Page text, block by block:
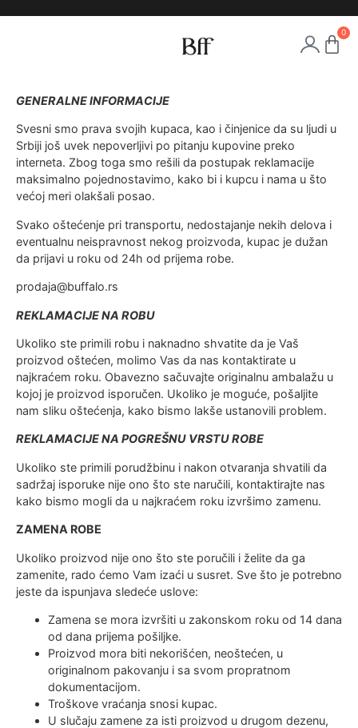
0
GENERALNE INFORMACIJE
Svesni smo prava svojih kupaca, kao i činjenice da su ljudi u
Srbiji još uvek nepoverljivi po pitanju kupovine preko
interneta. Zbog toga smo rešili da postupak reklamacije
maksimalno pojednostavimo, kako bi i kupcu i nama u što
većoj meri olakšali posao.
Svako oštećenje pri transportu, nedostajanje nekih delova i
eventualnu neispravnost nekog proizvoda, kupac je dužan
da prijavi u roku od 24h od prijema robe.
prodaja@buffalo.rs
REKLAMACIJE NA ROBU
Ukoliko ste primili robu i naknadno shvatite da je Vaš
proizvod oštećen, molimo Vas da nas kontaktirate u
najkraćem roku. Obavezno sačuvajte originalnu ambalažu u
kojoj je proizvod isporučen. Ukoliko je moguće, pošaljite
nam sliku oštećenja, kako bismo lakše ustanovili problem.
REKLAMACIJE NA POGREŠNU VRSTU ROBE
Ukoliko ste primili porudžbinu i nakon otvaranja shvatili da
sadržaj isporuke nije ono što ste naručili, kontaktirajte nas
kako bismo mogli da u najkraćem roku izvršimo zamenu.
ZAMENA ROBE
Ukoliko proizvod nije ono što ste poručili i želite da ga
zamenite, rado ćemo Vam izaći u susret. Sve što je potrebno
jeste da ispunjava sledeće uslove:
Zamena se mora izvršiti u zakonskom roku od 14 dana
od dana prijema pošiljke.
Proizvod mora biti nekorišćen, neoštećen, u
originalnom pakovanju i sa svom propratnom
dokumentacijom.
Troškove vraćanja snosi kupac.
U slučaju zamene za isti proizvod u drugom dezenu,